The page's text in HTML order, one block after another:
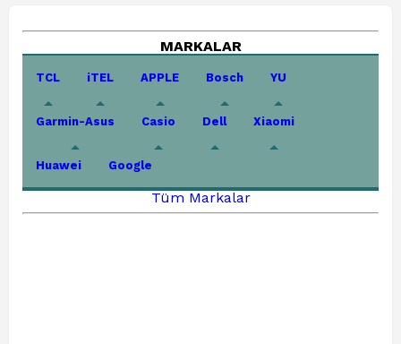
MARKALAR
TCL iTEL APPLE Bosch YU
Garmin-Asus Casio Dell Xiaomi
Huawei Google
Tüm Markalar